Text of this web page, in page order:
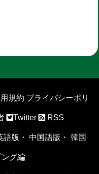
規約 プライバシーポリ
Twitter RSS
語版 ・ 中国語版 ・ 韓国
ング編